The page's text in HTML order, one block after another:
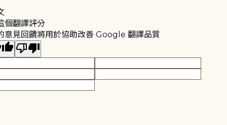
個翻譯評分
意見回饋將用於協助改善 Google 翻譯品質